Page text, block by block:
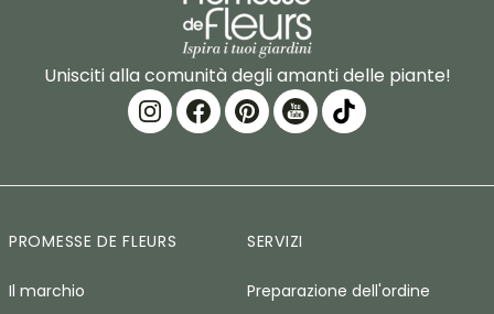
Unisciti alla comunità degli amanti delle piante!
PROMESSE DE FLEURS
Il marchio
SERVIZI
Preparazione dell'ordine